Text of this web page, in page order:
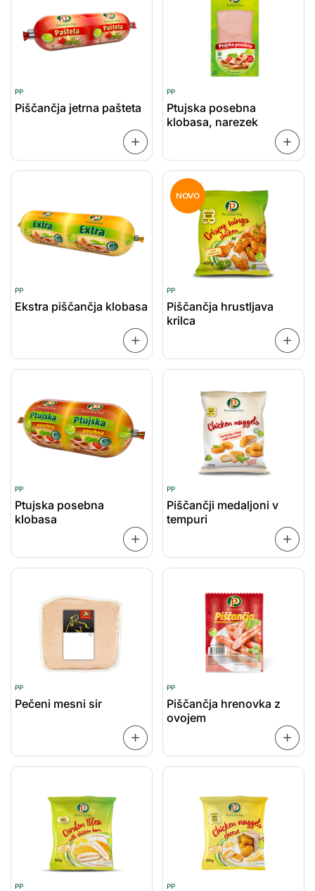
PP
Piščančja jetrna pašteta
PP
Ptujska posebna
klobasa, narezek
PP
Ekstra piščančja klobasa
NOVO
PP
Piščančja hrustljava
krilca
PP
Ptujska posebna
klobasa
PP
Piščančji medaljoni v
tempuri
PP
Pečeni mesni sir
PP
Piščančja hrenovka z
ovojem
PP PP